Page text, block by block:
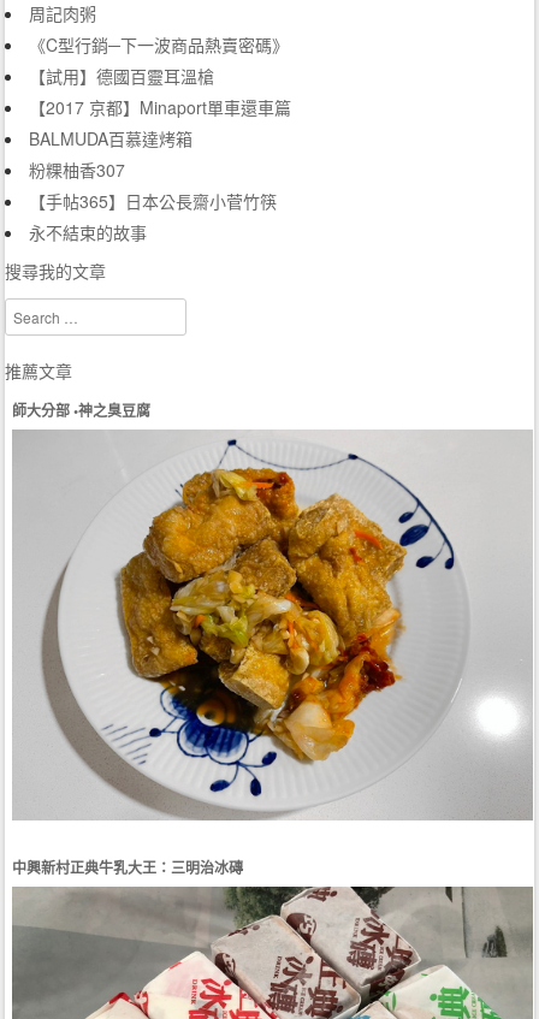
周記肉粥
《C型行銷─下一波商品熱賣密碼》
【試用】德國百靈耳溫槍
【2017 京都】Minaport單車還車篇
BALMUDA百慕達烤箱
粉粿柚香307
【手帖365】日本公長齋小菅竹筷
永不結束的故事
搜尋我的文章
Search
推薦文章
師大分部 •神之臭豆腐
中興新村正典牛乳大王：三明治冰磚